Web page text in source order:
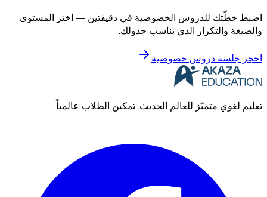
اضبط خطّتك للدروس الخصوصية في دقيقتين — اختر المستوى
والصيغة والتكرار الذي يناسب جدولك.
احجز جلسة دروس خصوصية
تعليم لغوي متميّز للعالم الحديث. تمكين الطلاب عالمياً.